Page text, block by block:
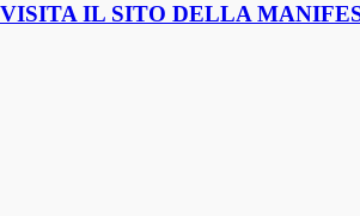
IL SITO DELLA